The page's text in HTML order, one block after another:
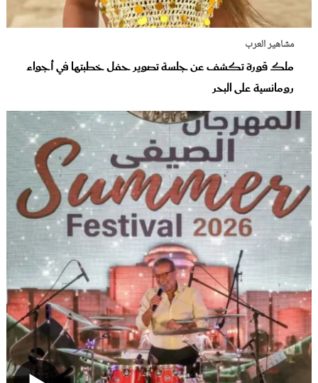
مشاهير العرب
ملك قورة تكشف عن جلسة تصوير حفل خطبتها في أجواء
رومانسية على البحر